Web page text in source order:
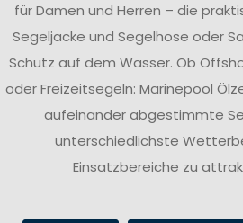
für Damen und Herren – die
Segeljacke und Segelhose oder
Schutz auf dem Wasser. Ob
oder Freizeitsegeln: Marinepool
aufeinander abgestimmte
unterschiedlichste
Einsatzbereiche zu